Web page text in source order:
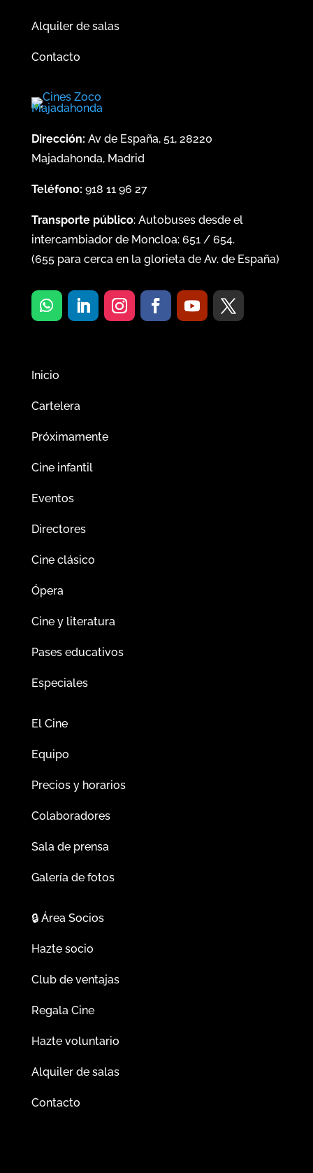
Alquiler de salas
Contacto
Dirección: Av de España, 51, 28220
Majadahonda, Madrid
Teléfono: 918 11 96 27
Transporte público: Autobuses desde el
intercambiador de Moncloa: 651/ 654.
(655para cerca en la glorieta de Av. de España)
Inicio
Cartelera
Próximamente
Cine infantil
Eventos
Directores
Cine clásico
Ópera
Cine y literatura
Pases educativos
Especiales
El Cine
Equipo
Precios y horarios
Colaboradores
Sala de prensa
Galería de fotos
🔒Área Socios
Hazte socio
Club de ventajas
Regala Cine
Hazte voluntario
Alquiler de salas
Contacto